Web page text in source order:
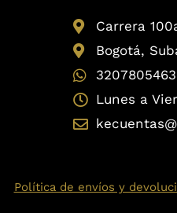
Carrera
Bogotá,
3207805463
Lunes a
Política de envíos y